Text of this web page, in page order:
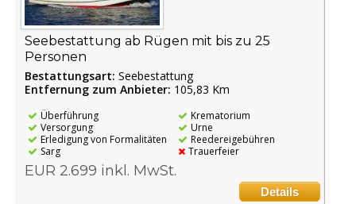
Seebestattung ab Rügen mit bis zu 25
Personen
Bestattungsart: Seebestattung
Entfernung zum Anbieter: 105,83 Km
Überführung
Versorgung
Erledigung von Formalitäten
Sarg
Krematorium
Urne
Reedereigebühren
Trauerfeier
EUR 2.699 inkl. MwSt.
Details